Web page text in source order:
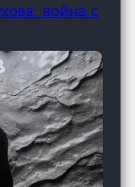
война с